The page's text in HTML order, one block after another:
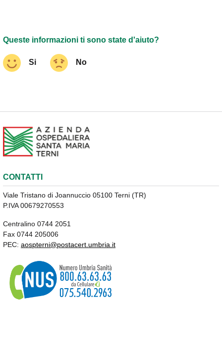
Queste informazioni ti sono state d'aiuto?
Si No
CONTATTI
Viale Tristano di Joannuccio 05100 Terni (TR)
P.IVA 00679270553
Centralino 0744 2051
Fax 0744 205006
PEC: aospterni@postacert.umbria.it